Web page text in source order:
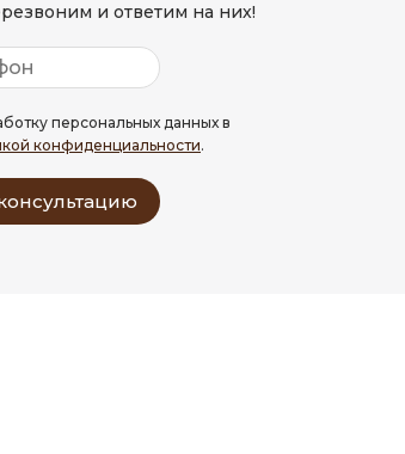
и ответим на них!
персональных данных в
конфиденциальности.